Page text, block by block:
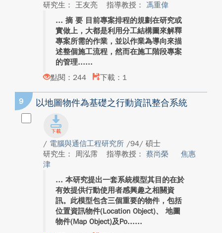
研究生： 王友亮
指導教授： 馮重偉
摘 要 目前專案排程的規劃在研究或
實做上，大都是利用分工結構圖來解釋
專案所需的作業，並以作業為導向來描
述整個施工流程，然而在施工階段專案
的管理...
點閱：244
下載：1
9 以地圖物件為基礎之行動資訊整合系統
/ 電腦與通信工程研究所 /94/ 碩士
研究生： 周泓霈
指導教授： 蔡尚榮
焦惠
津
本研究提出一套系統模型其目的在於
有效提供行動使用者感興趣之相關資
訊。此模型包含三個重要的物件，包括
位置資訊物件(Location Object)、 地圖
物件(Map Object)及Po...